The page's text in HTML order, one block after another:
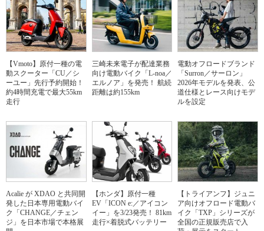
【Vmoto】原付一種の電
動スクーター「CU／シ
ーユー」先行予約開始！
約4時間充電で最大55km
走行
三崎未来電子が配達業務
向け電動バイク「L-noa／
エルノア」を発売！ 航続
距離は約155km
電動オフロードブランド
「Surron／サーロン」
2026年モデルを発表、公
道仕様とレース向けモデ
ルを設定
Acalie が XDAO と共同開
発した日本専用電動バイ
ク「CHANGE／チェン
ジ」を日本市場で本格展
【ホンダ】原付一種
EV「ICON e:／アイコン
イー」を3/23発売！ 81km
走行×着脱式バッテリー
【トライアンフ】ジュニ
ア向けオフロード電動バ
イク「TXP」シリーズが
全国の正規販売店で入